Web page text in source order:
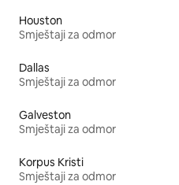
Houston
Smještaji za odmor
Dallas
Smještaji za odmor
Galveston
Smještaji za odmor
Korpus Kristi
Smještaji za odmor